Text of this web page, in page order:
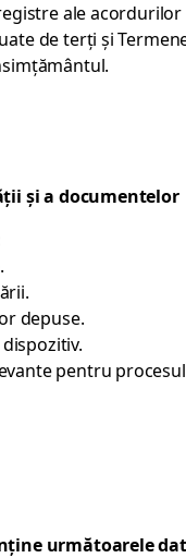
ale
de terți și
și a documentelor
depuse.
pentru
următoarele